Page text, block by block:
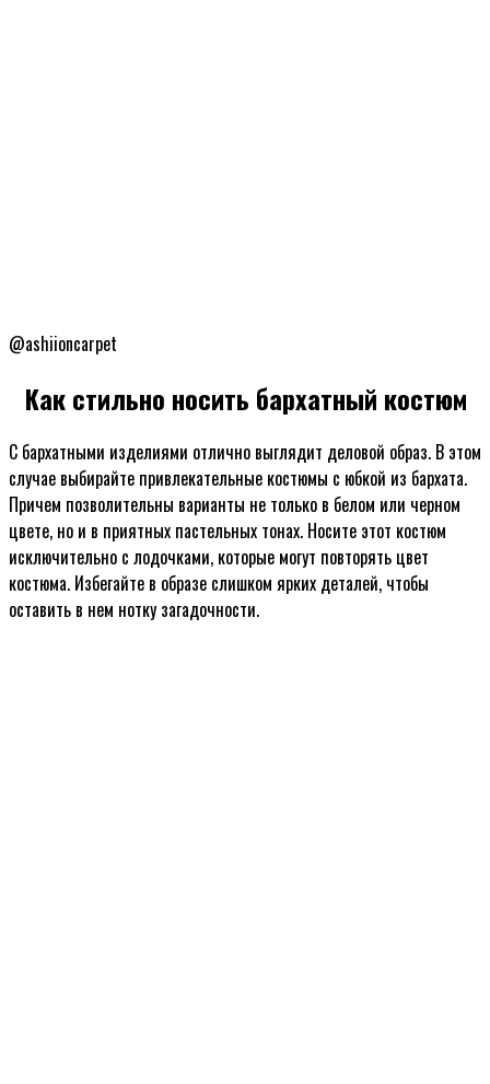
@ashiioncarpet
Как стильно носить бархатный костюм
С бархатными изделиями отлично выглядит деловой образ. В этом
случае выбирайте привлекательные костюмы с юбкой из бархата.
Причем позволительны варианты не только в белом или черном
цвете, но и в приятных пастельных тонах. Носите этот костюм
исключительно с лодочками, которые могут повторять цвет
костюма. Избегайте в образе слишком ярких деталей, чтобы
оставить в нем нотку загадочности.